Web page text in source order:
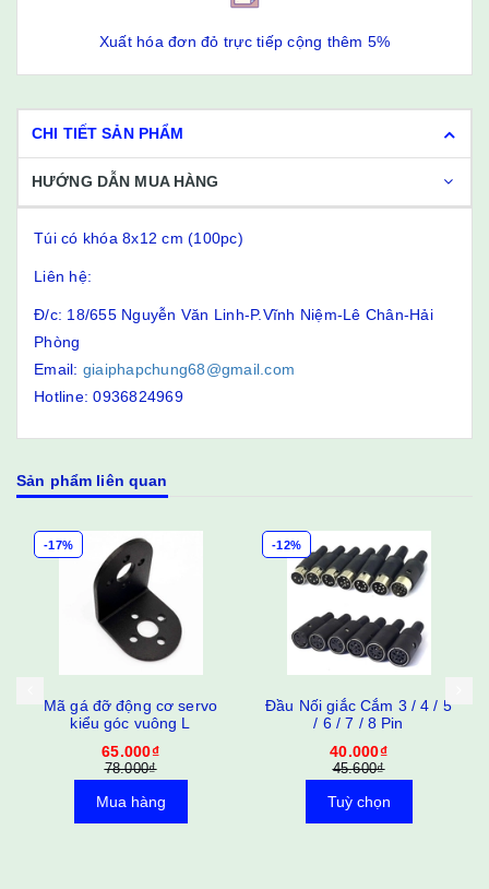
Xuất hóa đơn đỏ trực tiếp cộng thêm 5%
CHI TIẾT SẢN PHẨM
HƯỚNG DẪN MUA HÀNG
Túi có khóa 8x12 cm (100pc)
Liên hệ:
Đ/c: 18/655 Nguyễn Văn Linh-P.Vĩnh Niệm-Lê Chân-Hải
Phòng
Email: giaiphapchung68@gmail.com
Hotline: 0936824969
Sản phẩm liên quan
-17%
Mã gá đỡ động cơ servo
kiểu góc vuông L
65.000₫
78.000₫
Mua hàng
-12%
Đầu Nối giắc Cắm 3 / 4 / 5
/ 6 / 7 / 8 Pin
40.000₫
45.600₫
Tuỳ chọn